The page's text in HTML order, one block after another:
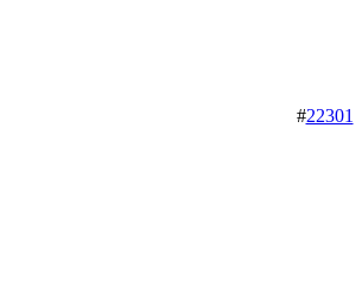
#22301